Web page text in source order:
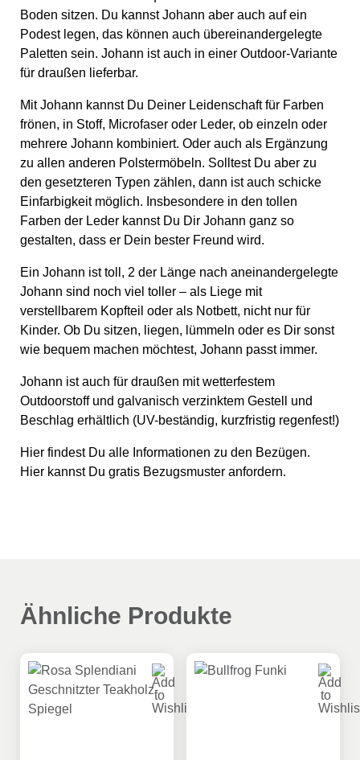
Boden sitzen. Du kannst Johann aber auch auf ein
Podest legen, das können auch übereinandergelegte
Paletten sein. Johann ist auch in einer Outdoor-Variante
für draußen lieferbar.
Mit Johann kannst Du Deiner Leidenschaft für Farben
frönen, in Stoff, Microfaser oder Leder, ob einzeln oder
mehrere Johann kombiniert. Oder auch als Ergänzung
zu allen anderen Polstermöbeln. Solltest Du aber zu
den gesetzteren Typen zählen, dann ist auch schicke
Einfarbigkeit möglich. Insbesondere in den tollen
Farben der Leder kannst Du Dir Johann ganz so
gestalten, dass er Dein bester Freund wird.
Ein Johann ist toll, 2 der Länge nach aneinandergelegte
Johann sind noch viel toller – als Liege mit
verstellbarem Kopfteil oder als Notbett, nicht nur für
Kinder. Ob Du sitzen, liegen, lümmeln oder es Dir sonst
wie bequem machen möchtest, Johann passt immer.
Johann ist auch für draußen mit wetterfestem
Outdoorstoff und galvanisch verzinktem Gestell und
Beschlag erhältlich (UV-beständig, kurzfristig regenfest!)
Hier findest Du alle Informationen zu den Bezügen.
Hier kannst Du gratis Bezugsmuster anfordern.
Ähnliche Produkte